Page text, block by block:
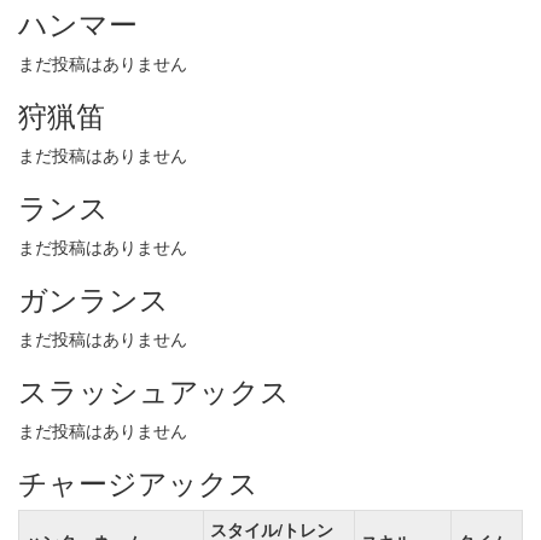
ハンマー
まだ投稿はありません
狩猟笛
まだ投稿はありません
ランス
まだ投稿はありません
ガンランス
まだ投稿はありません
スラッシュアックス
まだ投稿はありません
チャージアックス
スタイル/トレン